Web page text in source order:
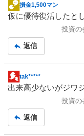
掲
示
事
損金1,500マン
仮に優待復活したと
投資の
返信
掲
示
事
tak*****
出来高少ないがジワ
投資の
返信